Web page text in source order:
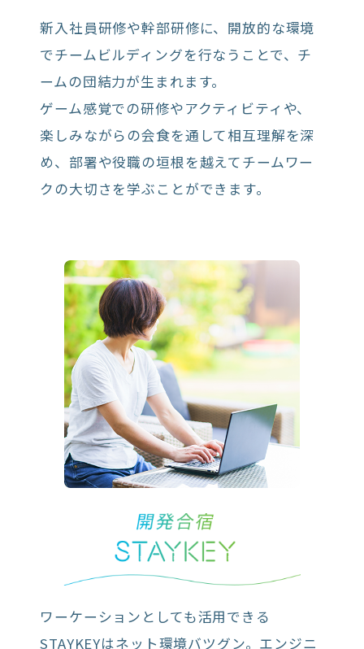
新入社員研修や幹部研修に、開放的な環境
でチームビルディングを行なうことで、チ
ームの団結力が生まれます。
ゲーム感覚での研修やアクティビティや、
楽しみながらの会食を通して相互理解を深
め、部署や役職の垣根を越えてチームワー
クの大切さを学ぶことができます。
ワーケーションとしても活用できる
STAYKEYはネット環境バツグン。エンジニ